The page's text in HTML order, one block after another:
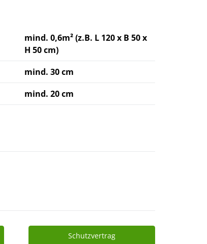
mind. 0,6m² (z.B. L 120 x B 50 x
H 50 cm)
mind. 30 cm
mind. 20 cm
Schutzvertrag